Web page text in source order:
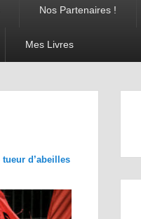
Nos Partenaires !
Mes Livres
d’abeilles